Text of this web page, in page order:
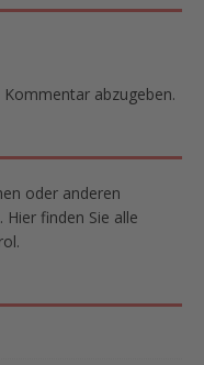
abzugeben.
oder anderen
finden Sie alle